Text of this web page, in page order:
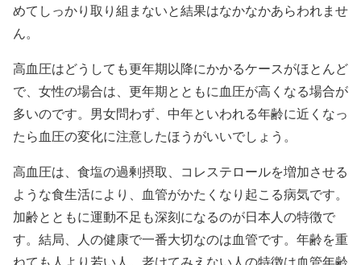
めてしっかり取り組まないと結果はなかなかあらわれませ
ん。
高血圧はどうしても更年期以降にかかるケースがほとんど
で、女性の場合は、更年期とともに血圧が高くなる場合が
多いのです。男女問わず、中年といわれる年齢に近くなっ
たら血圧の変化に注意したほうがいいでしょう。
高血圧は、食塩の過剰摂取、コレステロールを増加させる
ような食生活により、血管がかたくなり起こる病気です。
加齢とともに運動不足も深刻になるのが日本人の特徴で
す。結局、人の健康で一番大切なのは血管です。年齢を重
ねても人より若い人、老けてみえない人の特徴は血管年齢